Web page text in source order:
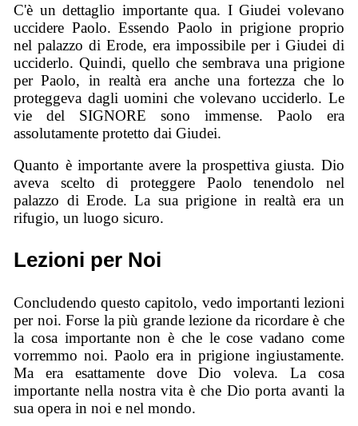
C'è un dettaglio importante qua. I Giudei volevano
uccidere Paolo. Essendo Paolo in prigione proprio
nel palazzo di Erode, era impossibile per i Giudei di
ucciderlo. Quindi, quello che sembrava una prigione
per Paolo, in realtà era anche una fortezza che lo
proteggeva dagli uomini che volevano ucciderlo. Le
vie del SIGNORE sono immense. Paolo era
assolutamente protetto dai Giudei.
Quanto è importante avere la prospettiva giusta. Dio
aveva scelto di proteggere Paolo tenendolo nel
palazzo di Erode. La sua prigione in realtà era un
rifugio, un luogo sicuro.
Lezioni per Noi
Concludendo questo capitolo, vedo importanti lezioni
per noi. Forse la più grande lezione da ricordare è che
la cosa importante non è che le cose vadano come
vorremmo noi. Paolo era in prigione ingiustamente.
Ma era esattamente dove Dio voleva. La cosa
importante nella nostra vita è che Dio porta avanti la
sua opera in noi e nel mondo.